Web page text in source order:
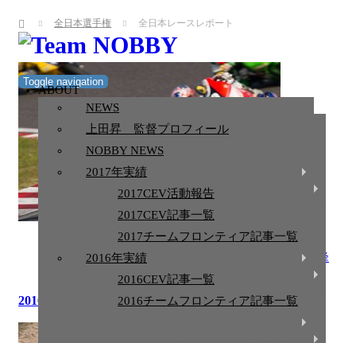
Toggle navigation
ABOUT
NEWS
上田昇 監督プロフィール
NOBBY NEWS
2017年実績
2017CEV活動報告
2017CEV記事一覧
2017チームフロンティア記事一覧
2016年実績
2016CEV記事一覧
2016チームフロンティア記事一覧
ABOUT
NEWS
上田昇 監督プロフィール
NOBBY NEWS
2017年実績
2017CEV活動報告
2017CEV記事一覧
2017チームフロンティア記事一覧
2016年実績
2016CEV記事一覧
2016チームフロンティア記事一覧
ホーム 全日本選手権 全日本レースレポート
2016.11.14
全日本レースレポート
,國峰
三原 壮紫
2016年第9戦レースレポート